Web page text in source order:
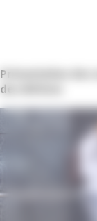
Présentation des
des Métiers